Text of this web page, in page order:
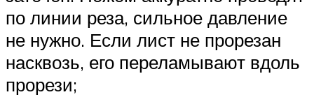
по линии реза, сильное давление
не нужно. Если лист не прорезан
насквозь, его переламывают вдоль
прорези;